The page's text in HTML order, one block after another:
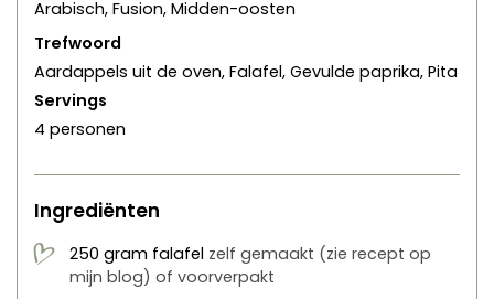
Arabisch, Fusion, Midden-oosten
Trefwoord
Aardappels uit de oven, Falafel, Gevulde paprika, Pita
Servings
4 personen
Ingrediënten
250 gram falafel zelf gemaakt (zie recept op
mijn blog) of voorverpakt